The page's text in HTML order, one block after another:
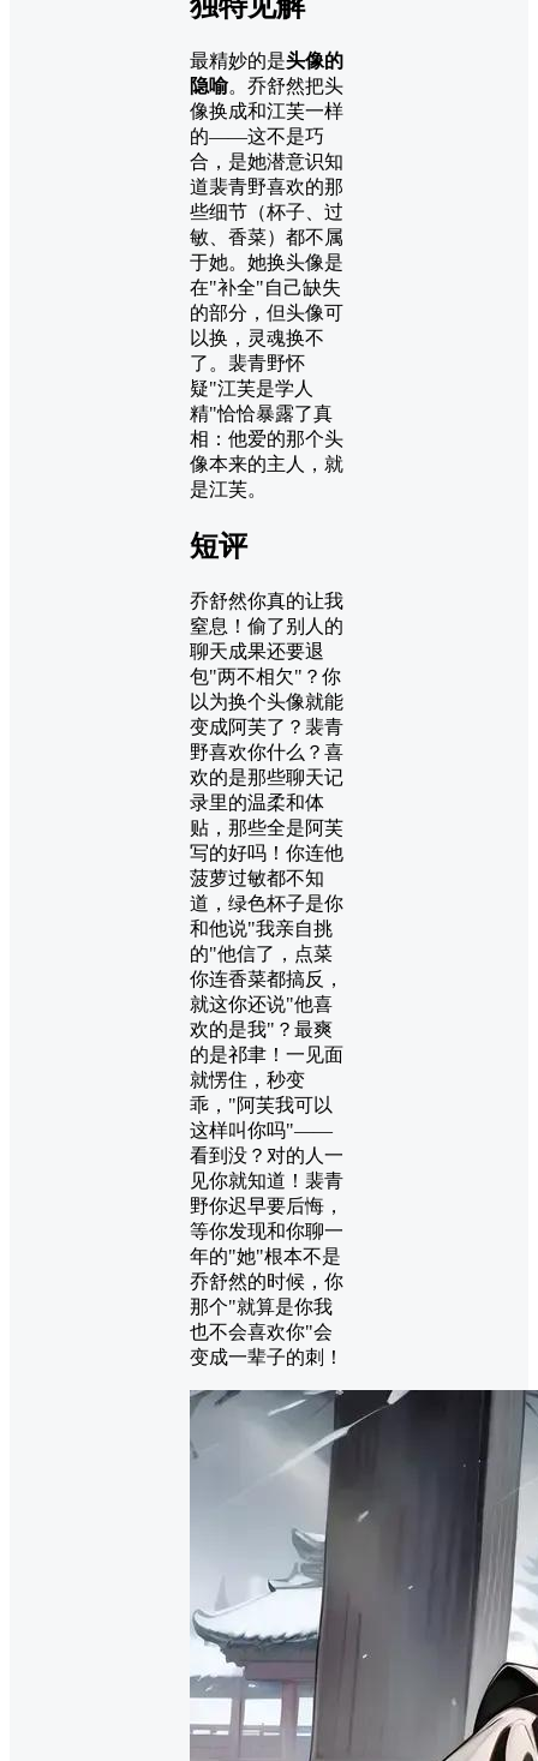
独特见解
最精妙的是头像的
隐喻。乔舒然把头
像换成和江芙一样
的——这不是巧
合，是她潜意识知
道裴青野喜欢的那
些细节（杯子、过
敏、香菜）都不属
于她。她换头像是
在"补全"自己缺失
的部分，但头像可
以换，灵魂换不
了。裴青野怀
疑"江芙是学人
精"恰恰暴露了真
相：他爱的那个头
像本来的主人，就
是江芙。
短评
乔舒然你真的让我
窒息！偷了别人的
聊天成果还要退
包"两不相欠"？你
以为换个头像就能
变成阿芙了？裴青
野喜欢你什么？喜
欢的是那些聊天记
录里的温柔和体
贴，那些全是阿芙
写的好吗！你连他
菠萝过敏都不知
道，绿色杯子是你
和他说"我亲自挑
的"他信了，点菜
你连香菜都搞反，
就这你还说"他喜
欢的是我"？最爽
的是祁聿！一见面
就愣住，秒变
乖，"阿芙我可以
这样叫你吗"——
看到没？对的人一
见你就知道！裴青
野你迟早要后悔，
等你发现和你聊一
年的"她"根本不是
乔舒然的时候，你
那个"就算是你我
也不会喜欢你"会
变成一辈子的刺！